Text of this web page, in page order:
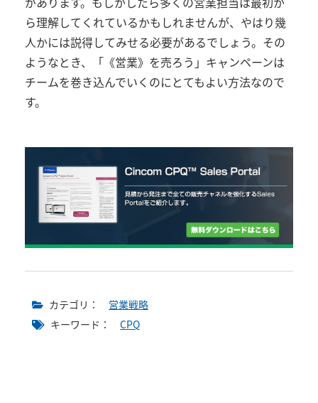
ら理解してくれているかもしれませんが、やはり幾
人かには説得してみせる必要があるでしょう。その
ようなとき、「《営業》を売ろう」キャンペーンは
チームを巻き込んでいくのにとてもよい方法なので
す。
カテゴリ：
営業戦略
キーワード：
CPQ